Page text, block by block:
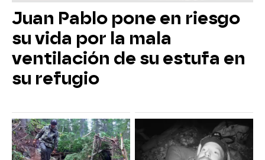
Juan Pablo pone en riesgo
su vida por la mala
ventilación de su estufa en
su refugio